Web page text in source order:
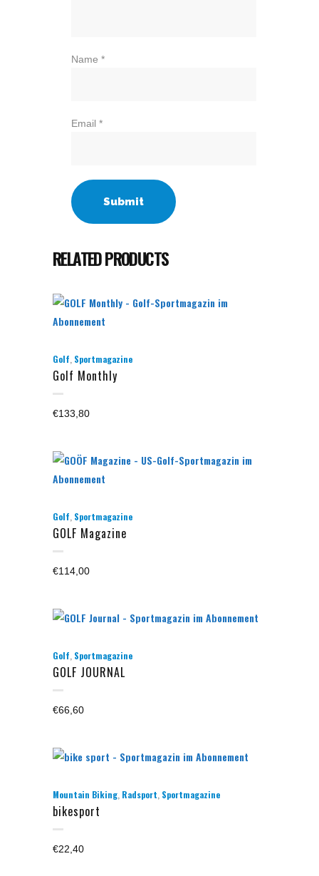
Name *
Email *
RELATED PRODUCTS
Golf Sportmagazine
Golf Monthly
€133,80
Golf Sportmagazine
GOLF Magazine
€114,00
Golf Sportmagazine
GOLF JOURNAL
€66,60
Mountain Biking Radsport Sportmagazine
bikesport
€22,40